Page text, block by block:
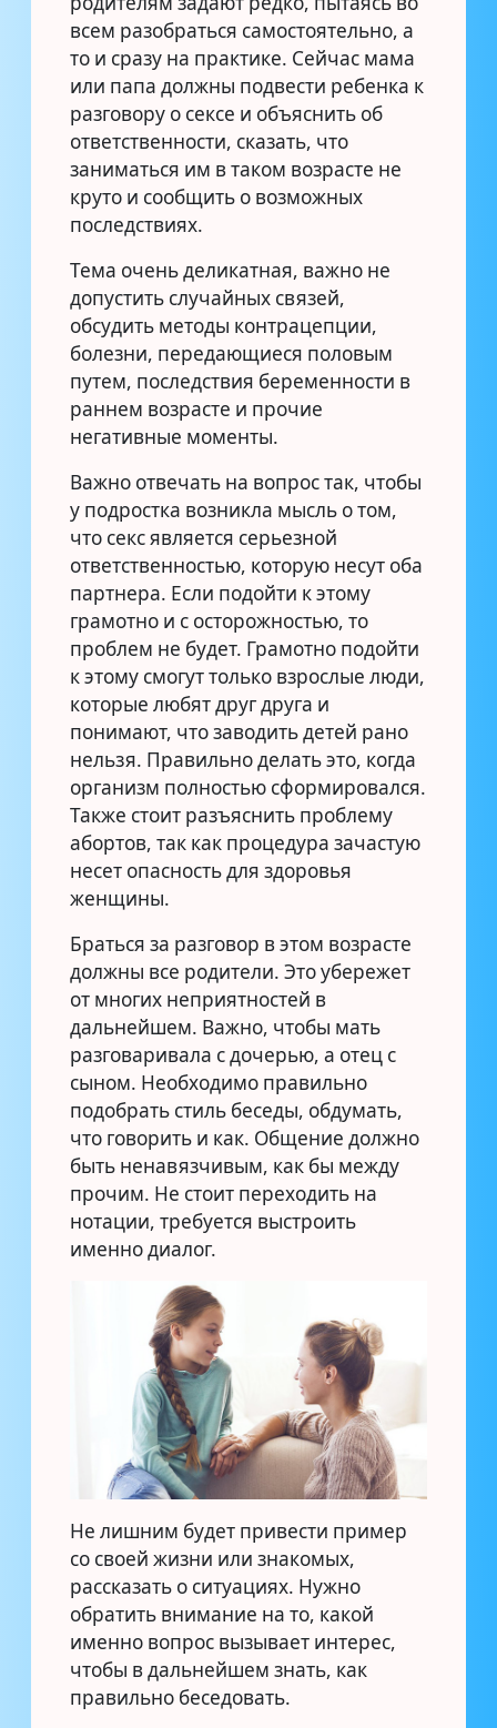
всем разобраться самостоятельно, а
то и сразу на практике. Сейчас мама
или папа должны подвести ребенка к
разговору о сексе и объяснить об
ответственности, сказать, что
заниматься им в таком возрасте не
круто и сообщить о возможных
последствиях.
Тема очень деликатная, важно не
допустить случайных связей,
обсудить методы контрацепции,
болезни, передающиеся половым
путем, последствия беременности в
раннем возрасте и прочие
негативные моменты.
Важно отвечать на вопрос так, чтобы
у подростка возникла мысль о том,
что секс является серьезной
ответственностью, которую несут оба
партнера. Если подойти к этому
грамотно и с осторожностью, то
проблем не будет. Грамотно подойти
к этому смогут только взрослые люди,
которые любят друг друга и
понимают, что заводить детей рано
нельзя. Правильно делать это, когда
организм полностью сформировался.
Также стоит разъяснить проблему
абортов, так как процедура зачастую
несет опасность для здоровья
женщины.
Браться за разговор в этом возрасте
должны все родители. Это убережет
от многих неприятностей в
дальнейшем. Важно, чтобы мать
разговаривала с дочерью, а отец с
сыном. Необходимо правильно
подобрать стиль беседы, обдумать,
что говорить и как. Общение должно
быть ненавязчивым, как бы между
прочим. Не стоит переходить на
нотации, требуется выстроить
именно диалог.
Не лишним будет привести пример
со своей жизни или знакомых,
рассказать о ситуациях. Нужно
обратить внимание на то, какой
именно вопрос вызывает интерес,
чтобы в дальнейшем знать, как
правильно беседовать.